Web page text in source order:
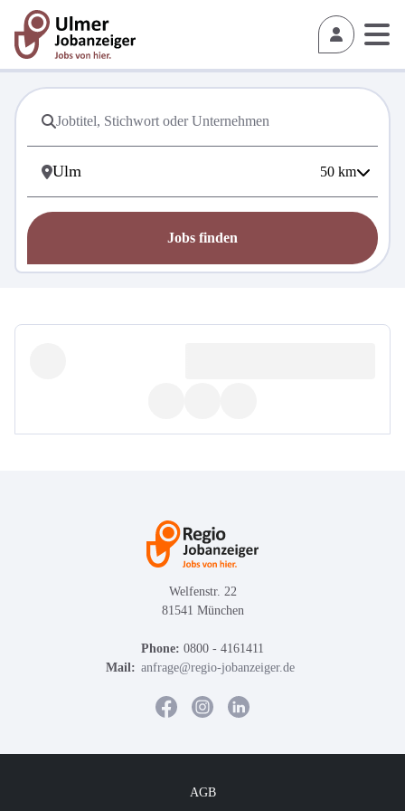
50 km
Jobs finden
Welfenstr. 22
81541 München
Phone: 0800 - 4161411
Mail: anfrage@regio-jobanzeiger.de
AGB